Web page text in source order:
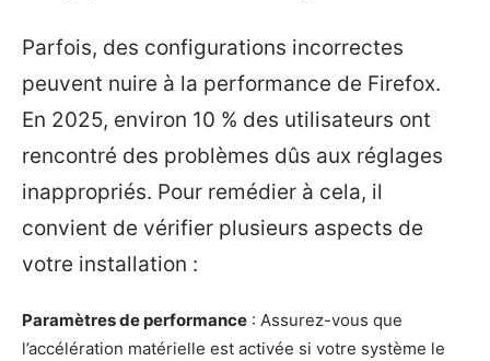
Parfois, des configurations incorrectes
peuvent nuire à la performance de Firefox.
En 2025, environ 10 % des utilisateurs ont
rencontré des problèmes dûs aux réglages
inappropriés. Pour remédier à cela, il
convient de vérifier plusieurs aspects de
votre installation :
Paramètres de performance : Assurez-vous que
l’accélération matérielle est activée si votre système le